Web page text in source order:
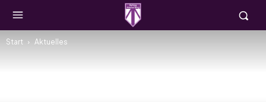
Start Aktuelles